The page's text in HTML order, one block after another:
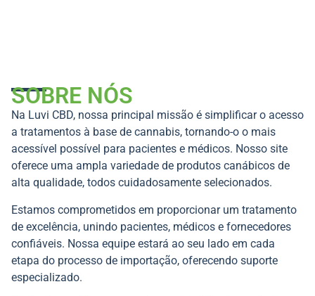
SOBRE NÓS
Na Luvi CBD, nossa principal missão é simplificar o acesso
a tratamentos à base de cannabis, tornando-o o mais
acessível possível para pacientes e médicos. Nosso site
oferece uma ampla variedade de produtos canábicos de
alta qualidade, todos cuidadosamente selecionados.
Estamos comprometidos em proporcionar um tratamento
de excelência, unindo pacientes, médicos e fornecedores
confiáveis. Nossa equipe estará ao seu lado em cada
etapa do processo de importação, oferecendo suporte
especializado.